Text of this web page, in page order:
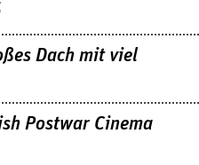
Dach mit viel
Postwar Cinema